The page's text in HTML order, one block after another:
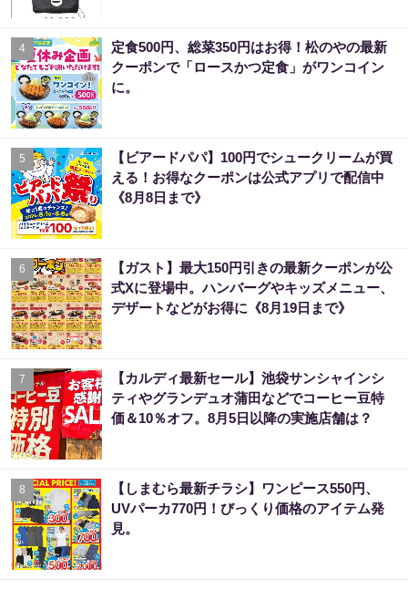
4
定食500円、総菜350円はお得！松のやの最新
クーポンで「ロースかつ定食」がワンコイン
に。
5
【ビアードパパ】100円でシュークリームが買
える！お得なクーポンは公式アプリで配信中
《8月8日まで》
6
【ガスト】最大150円引きの最新クーポンが公
式Xに登場中。ハンバーグやキッズメニュー、
デザートなどがお得に《8月19日まで》
7
【カルディ最新セール】池袋サンシャインシ
ティやグランデュオ蒲田などでコーヒー豆特
価＆10％オフ。8月5日以降の実施店舗は？
8
【しまむら最新チラシ】ワンピース550円、
UVパーカ770円！びっくり価格のアイテム発
見。